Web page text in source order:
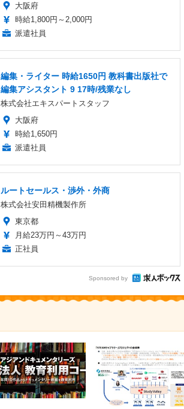
大阪府
時給1,800円～2,000円
派遣社員
編集・ライター 時給1650円 教科書出版社で
編集アシスタント 9 17時/残業なし
株式会社エキスパートスタッフ
大阪府
時給1,650円
派遣社員
ルートセールス・渉外・外商
株式会社安田精機製作所
東京都
月給23万円～43万円
正社員
Sponsored by